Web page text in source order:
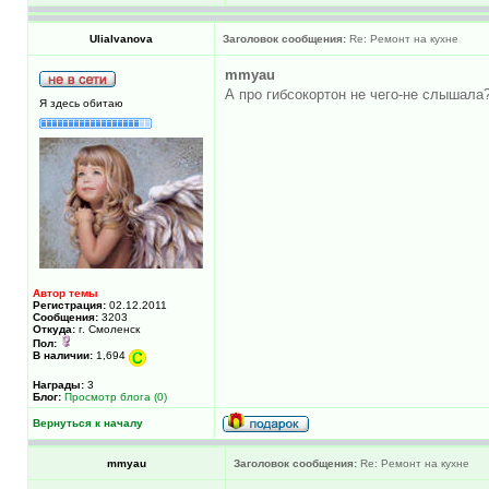
UliaIvanova Заголовок сообщения: Re: Ремонт на кухне
Я здесь обитаю
Автор темы
Регистрация: 02.12.2011
Сообщения: 3203
Откуда: г. Смоленск
Пол:
В наличии: 1,694
Награды: 3
Блог: Просмотр блога (0)
mmyau
А про гибсокортон не чего-не
Вернуться к началу
mmyau Заголовок сообщения: Re: Ремонт на кухне